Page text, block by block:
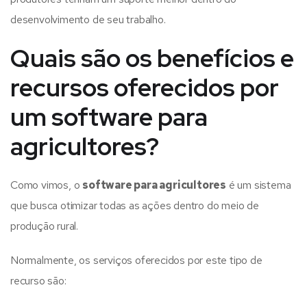
desenvolvimento de seu trabalho.
Quais são os benefícios e
recursos oferecidos por
um software para
agricultores?
Como vimos, o software para agricultores é um sistema
que busca otimizar todas as ações dentro do meio de
produção rural.
Normalmente, os serviços oferecidos por este tipo de
recurso são: